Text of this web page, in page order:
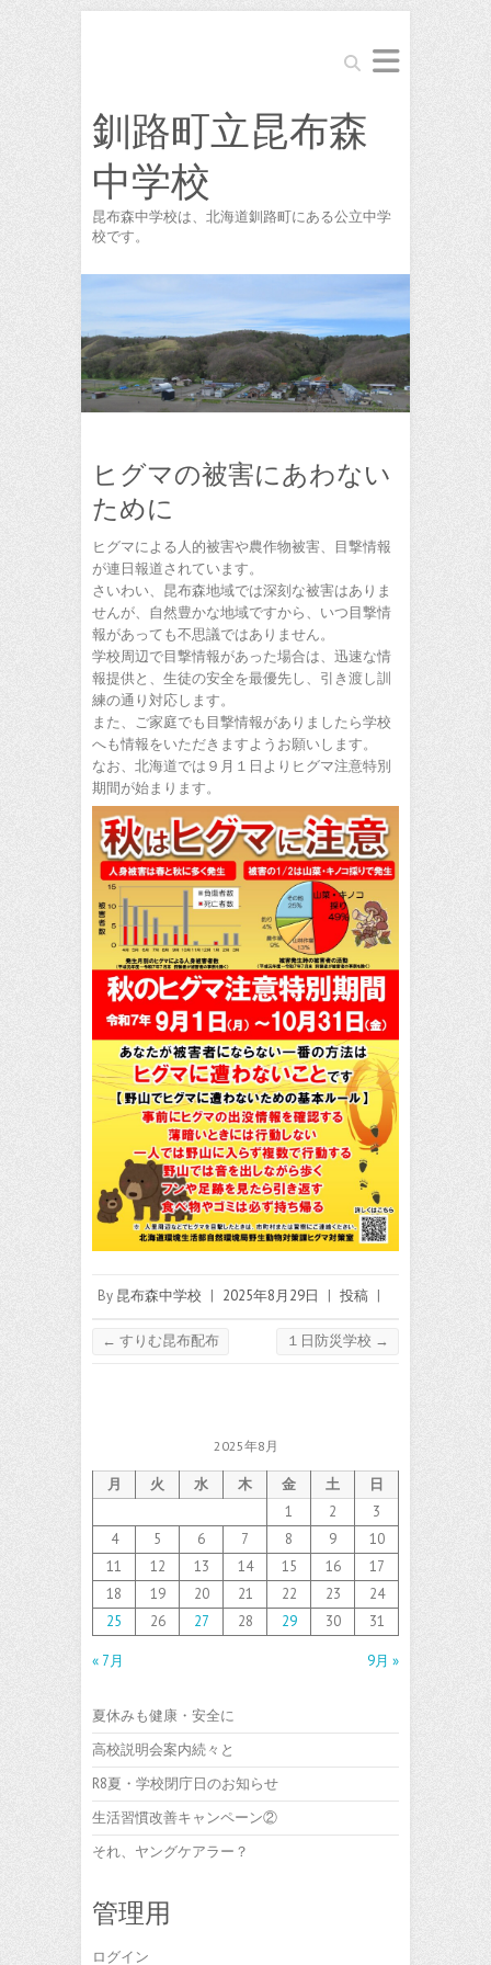
Search
釧路町立昆布森
中学校
昆布森中学校は、北海道釧路町にある公立中学
校です。
ヒグマの被害にあわない
ために
ヒグマによる人的被害や農作物被害、目撃情報
が連日報道されています。
さいわい、昆布森地域では深刻な被害はありま
せんが、自然豊かな地域ですから、いつ目撃情
報があっても不思議ではありません。
学校周辺で目撃情報があった場合は、迅速な情
報提供と、生徒の安全を最優先し、引き渡し訓
練の通り対応します。
また、ご家庭でも目撃情報がありましたら学校
へも情報をいただきますようお願いします。
なお、北海道では９月１日よりヒグマ注意特別
期間が始まります。
By 昆布森中学校 | 2025年8月29日 | 投稿 |
← すりむ昆布配布 １日防災学校 →
2025年8月
月 火 水 木 金 土
日
1
2
3
4
5 6 7 8 9
10
11
12 13 14 15 16
17
18
19 20 21 22 23
24
25
26 27 28 29 30 31
« 7月 9月 »
夏休みも健康・安全に
高校説明会案内続々と
R8夏・学校閉庁日のお知らせ
生活習慣改善キャンペーン②
それ、ヤングケアラー？
管理用
ログイン